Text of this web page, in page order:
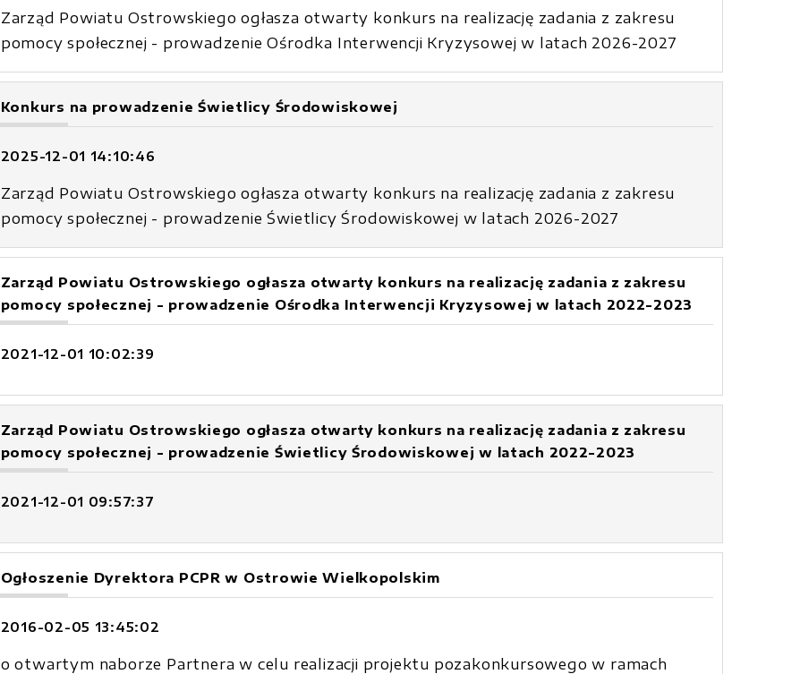
Zarząd Powiatu Ostrowskiego ogłasza otwarty konkurs na realizację zadania z zakresu
pomocy społecznej - prowadzenie Ośrodka Interwencji Kryzysowej w latach 2026-2027
Konkurs na prowadzenie Świetlicy Środowiskowej
2025-12-01 14:10:46
Zarząd Powiatu Ostrowskiego ogłasza otwarty konkurs na realizację zadania z zakresu
pomocy społecznej - prowadzenie Świetlicy Środowiskowej w latach 2026-2027
Zarząd Powiatu Ostrowskiego ogłasza otwarty konkurs na realizację zadania z zakresu
pomocy społecznej - prowadzenie Ośrodka Interwencji Kryzysowej w latach 2022-2023
2021-12-01 10:02:39
Zarząd Powiatu Ostrowskiego ogłasza otwarty konkurs na realizację zadania z zakresu
pomocy społecznej - prowadzenie Świetlicy Środowiskowej w latach 2022-2023
2021-12-01 09:57:37
Ogłoszenie Dyrektora PCPR w Ostrowie Wielkopolskim
2016-02-05 13:45:02
o otwartym naborze Partnera w celu realizacji projektu pozakonkursowego w ramach